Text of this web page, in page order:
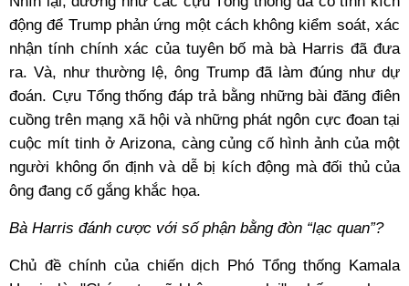
động để Trump phản ứng một cách không kiểm soát, xác
nhận tính chính xác của tuyên bố mà bà Harris đã đưa
ra. Và, như thường lệ, ông Trump đã làm đúng như dự
đoán. Cựu Tổng thống đáp trả bằng những bài đăng điên
cuồng trên mạng xã hội và những phát ngôn cực đoan tại
cuộc mít tinh ở Arizona, càng củng cố hình ảnh của một
người không ổn định và dễ bị kích động mà đối thủ của
ông đang cố gắng khắc họa.
Bà Harris đánh cược với số phận bằng đòn “lạc quan”?
Chủ đề chính của chiến dịch Phó Tổng thống Kamala